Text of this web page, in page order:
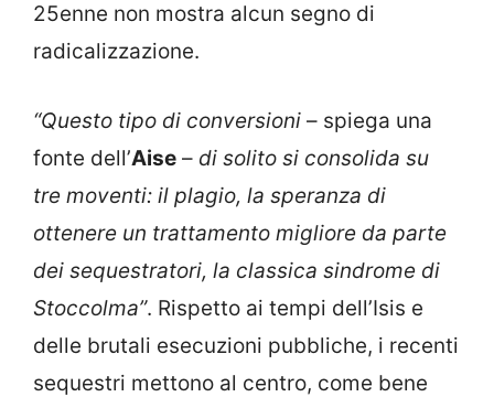
25enne non mostra alcun segno di
radicalizzazione.
“Questo tipo di conversioni – spiega una
fonte dell’Aise – di solito si consolida su
tre moventi: il plagio, la speranza di
ottenere un trattamento migliore da parte
dei sequestratori, la classica sindrome di
Stoccolma”. Rispetto ai tempi dell’Isis e
delle brutali esecuzioni pubbliche, i recenti
sequestri mettono al centro, come bene